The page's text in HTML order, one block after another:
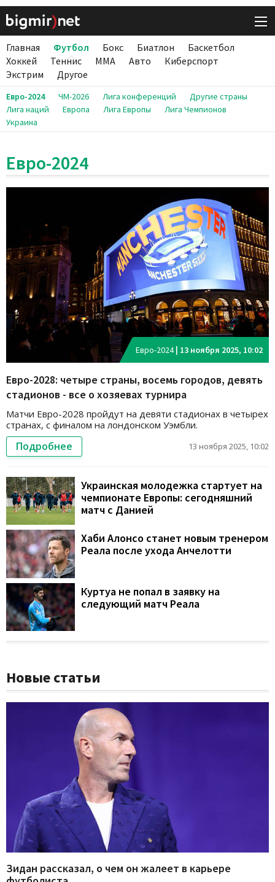
Главная Футбол Бокс Биатлон
Баскетбол
Хоккей
Теннис ММА Авто
Киберспорт
Экстрим
Другое
Евро-2024 ЧМ-2026 Лига конференций
Другие страны
Лига наций
Европа Лига Европы
Лига Чемпионов
Украина
Евро-2024
Евро-2024| 13 ноября 2025, 10:02
Евро-2028: четыре страны, восемь городов, девять
стадионов - все о хозяевах турнира
Матчи Евро-2028 пройдут на девяти стадионах в четырех
странах, с финалом на лондонском Уэмбли.
Подробнее 13 ноября 2025, 10:02
Украинская молодежка стартует на
чемпионате Европы: сегодняшний
матч с Данией
Хаби Алонсо станет новым тренером
Реала после ухода Анчелотти
Куртуа не попал в заявку на
следующий матч Реала
Новые статьи
Зидан рассказал, о чем он жалеет в карьере